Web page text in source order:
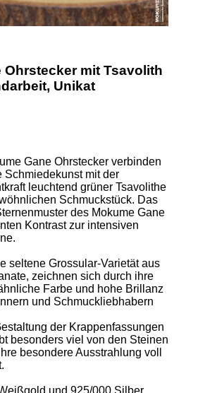
Ohrstecker mit Tsavolith
Unikat
Gane Ohrstecker verbinden
Schmiedekunst mit der
leuchtend grüner Tsavolithe
Schmuckstück. Das
des Mokume Gane
Kontrast zur intensiven
seltene Grossular-Varietät aus
zeichnen sich durch ihre
Farbe und hohe Brillanz
und Schmuckliebhabern
der Krappenfassungen
besonders viel von den Steinen
besondere Ausstrahlung voll
und 925/000 Silber